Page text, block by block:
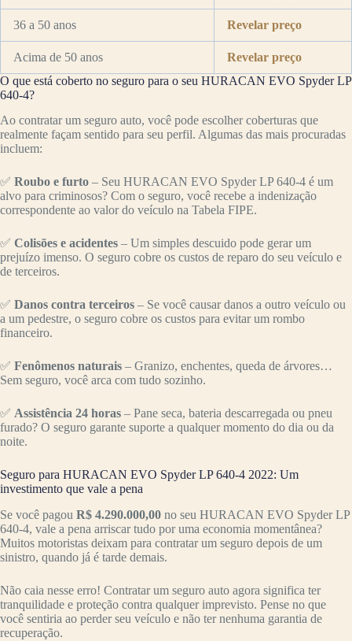
36 a 50 anos Revelar preço
Acima de 50 anos
Revelar preço
O que está coberto no seguro para o seu HURACAN EVO Spyder LP
640-4?
Ao contratar um seguro auto, você pode escolher coberturas que
realmente façam sentido para seu perfil. Algumas das mais procuradas
incluem:
✅ Roubo e furto – Seu HURACAN EVO Spyder LP 640-4 é um
alvo para criminosos? Com o seguro, você recebe a indenização
correspondente ao valor do veículo na Tabela FIPE.
✅ Colisões e acidentes – Um simples descuido pode gerar um
prejuízo imenso. O seguro cobre os custos de reparo do seu veículo e
de terceiros.
✅ Danos contra terceiros – Se você causar danos a outro veículo ou
a um pedestre, o seguro cobre os custos para evitar um rombo
financeiro.
✅ Fenômenos naturais – Granizo, enchentes, queda de árvores…
Sem seguro, você arca com tudo sozinho.
✅ Assistência 24 horas – Pane seca, bateria descarregada ou pneu
furado? O seguro garante suporte a qualquer momento do dia ou da
noite.
Seguro para HURACAN EVO Spyder LP 640-4 2022: Um
investimento que vale a pena
Se você pagou R$ 4.290.000,00 no seu HURACAN EVO Spyder LP
640-4, vale a pena arriscar tudo por uma economia momentânea?
Muitos motoristas deixam para contratar um seguro depois de um
sinistro, quando já é tarde demais.
Não caia nesse erro! Contratar um seguro auto agora significa ter
tranquilidade e proteção contra qualquer imprevisto. Pense no que
você sentiria ao perder seu veículo e não ter nenhuma garantia de
recuperação.